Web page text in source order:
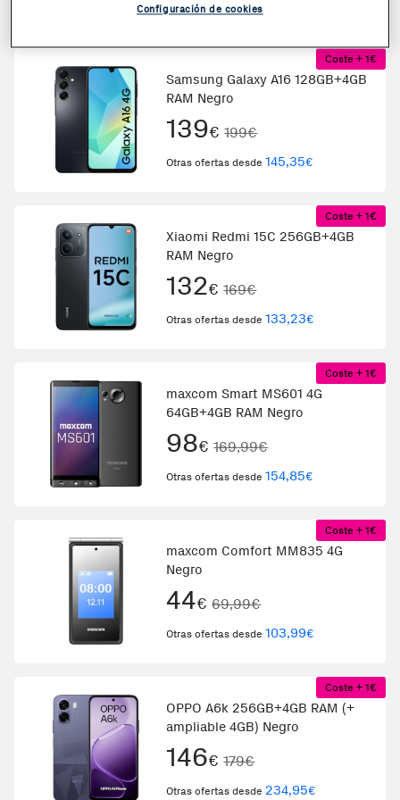
Otras ofertas desde
Coste + 1€
Samsung Galaxy A16 128GB+4GB
RAM Negro
139€ 199€
Otras ofertas desde145,35€
Coste + 1€
Xiaomi Redmi 15C 256GB+4GB
RAM Negro
132€ 169€
Otras ofertas desde133,23€
Coste + 1€
maxcom Smart MS601 4G
64GB+4GB RAM Negro
98€ 169,99€
Otras ofertas desde154,85€
Coste + 1€
maxcom Comfort MM835 4G
Negro
44€ 69,99€
Otras ofertas desde103,99€
Coste + 1€
OPPO A6k 256GB+4GB RAM (+
ampliable 4GB) Negro
146€ 179€
Otras ofertas desde234,95€
Configuración de cookies